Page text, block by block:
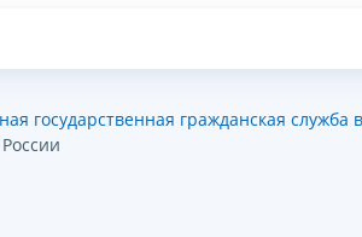
государственная гражданская служба